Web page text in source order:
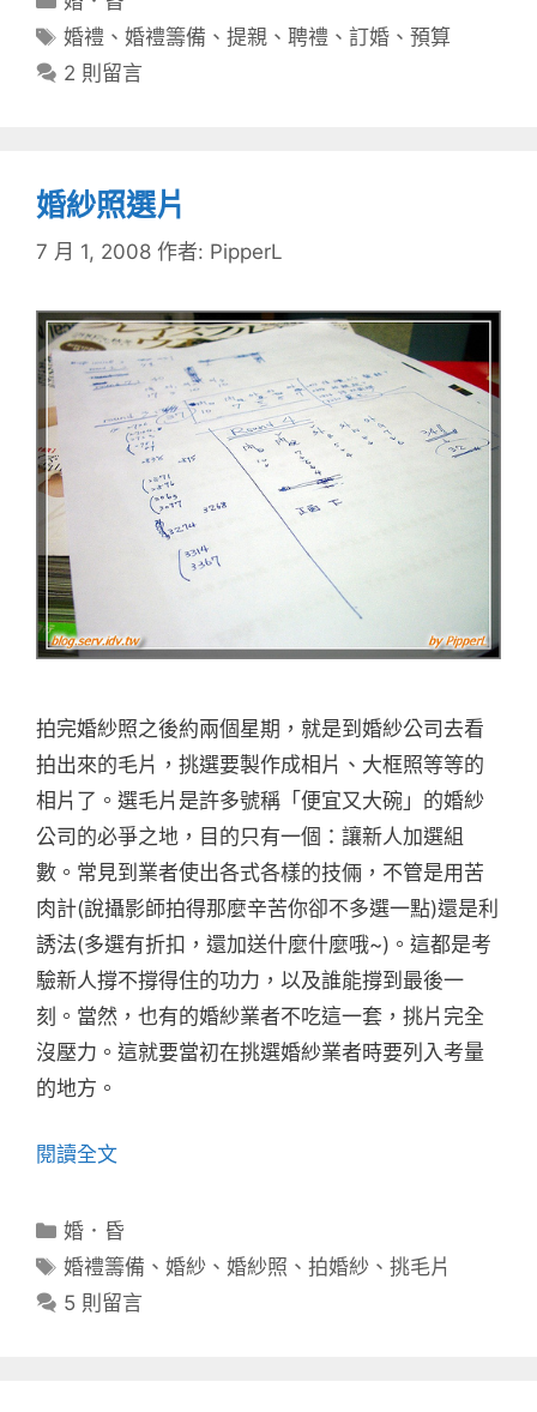
類
標
籤
婚禮 、婚禮籌備 、提親 、聘禮 、訂婚 、預算
2 則留言
婚紗照選片
7 月 1, 2008 作者: PipperL
拍完婚紗照之後約兩個星期，就是到婚紗公司去看
拍出來的毛片，挑選要製作成相片、大框照等等的
相片了。選毛片是許多號稱「便宜又大碗」的婚紗
公司的必爭之地，目的只有一個：讓新人加選組
數。常見到業者使出各式各樣的技倆，不管是用苦
肉計(說攝影師拍得那麼辛苦你卻不多選一點)還是利
誘法(多選有折扣，還加送什麼什麼哦~)。這都是考
驗新人撐不撐得住的功力，以及誰能撐到最後一
刻。當然，也有的婚紗業者不吃這一套，挑片完全
沒壓力。這就要當初在挑選婚紗業者時要列入考量
的地方。
閱讀全文
分
類
婚．昏
標
籤
婚禮籌備 、婚紗 、婚紗照 、拍婚紗 、挑毛片
5 則留言